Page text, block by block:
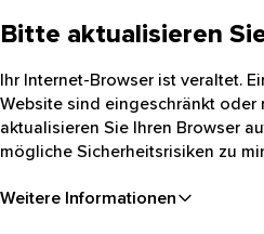
Bitte aktualisieren
Ihr Internet-Browser ist veraltet.
Website sind eingeschränkt oder
aktualisieren Sie Ihren Browser
mögliche Sicherheitsrisiken zu
Weitere Informationen